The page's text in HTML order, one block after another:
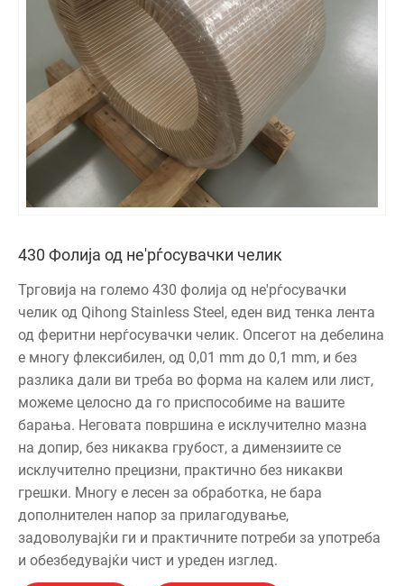
430 Фолија од не'рѓосувачки челик
Трговија на големо 430 фолија од не'рѓосувачки
челик од Qihong Stainless Steel, еден вид тенка лента
од феритни нерѓосувачки челик. Опсегот на дебелина
е многу флексибилен, од 0,01 mm до 0,1 mm, и без
разлика дали ви треба во форма на калем или лист,
можеме целосно да го приспособиме на вашите
барања. Неговата површина е исклучително мазна
на допир, без никаква грубост, а димензиите се
исклучително прецизни, практично без никакви
грешки. Многу е лесен за обработка, не бара
дополнителен напор за прилагодување,
задоволувајќи ги и практичните потреби за употреба
и обезбедувајќи чист и уреден изглед.